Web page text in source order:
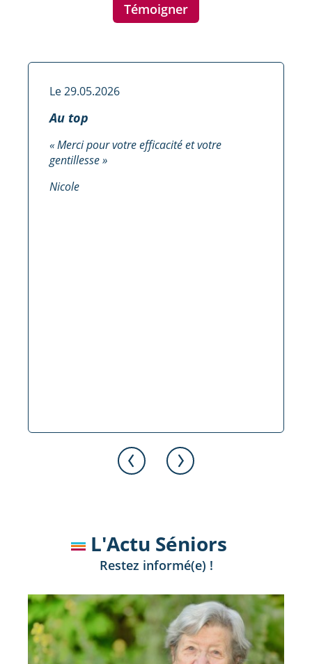
Témoigner
Le 29.05.2026
Au top
« Merci pour votre efficacité et votre
gentillesse »
Nicole
L'Actu Séniors
Restez informé(e) !